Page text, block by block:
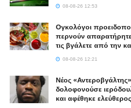
08-08-26 12:53
Ογκολόγοι
περνούν
τις βγάλετε από την
08-08-26 12:21
Νέος
δολοφονούσε
και αφέθηκε ελεύθερος